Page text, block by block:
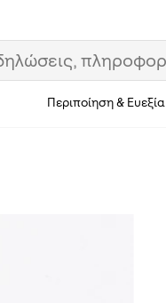
Περιποίηση & Ευεξία